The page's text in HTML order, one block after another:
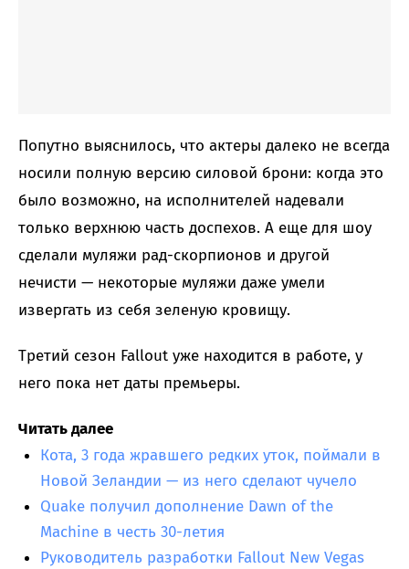
Попутно выяснилось, что актеры далеко не всегда
носили полную версию силовой брони: когда это
было возможно, на исполнителей надевали
только верхнюю часть доспехов. А еще для шоу
сделали муляжи рад-скорпионов и другой
нечисти — некоторые муляжи даже умели
извергать из себя зеленую кровищу.
Третий сезон Fallout уже находится в работе, у
него пока нет даты премьеры.
Читать далее
Кота, 3 года жравшего редких уток, поймали в
Новой Зеландии — из него сделают чучело
Quake получил дополнение Dawn of the
Machine в честь 30-летия
Руководитель разработки Fallout New Vegas